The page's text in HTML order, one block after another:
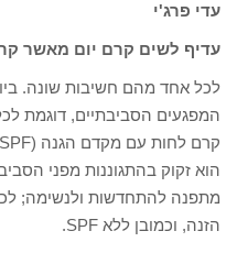
עדי פרג'י
עדיף לשים קרם יום מאשר
לכל אחד מהם חשיבות שונה.
המפגעים הסביבתיים, דוגמת
הוא זקוק בהתגוננות מפני
מתפנה להתחדשות ולנשימה;
הזנה, וכמובן ללא SPF.